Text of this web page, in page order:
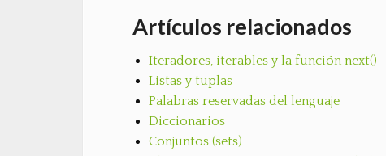
Artículos relacionados
Iteradores, iterables y la función next()
Listas y tuplas
Palabras reservadas del lenguaje
Diccionarios
Conjuntos (sets)